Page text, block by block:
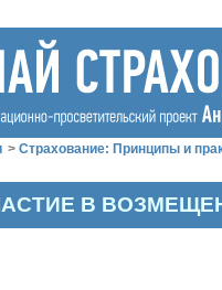
> Страхование: Принципы и
В